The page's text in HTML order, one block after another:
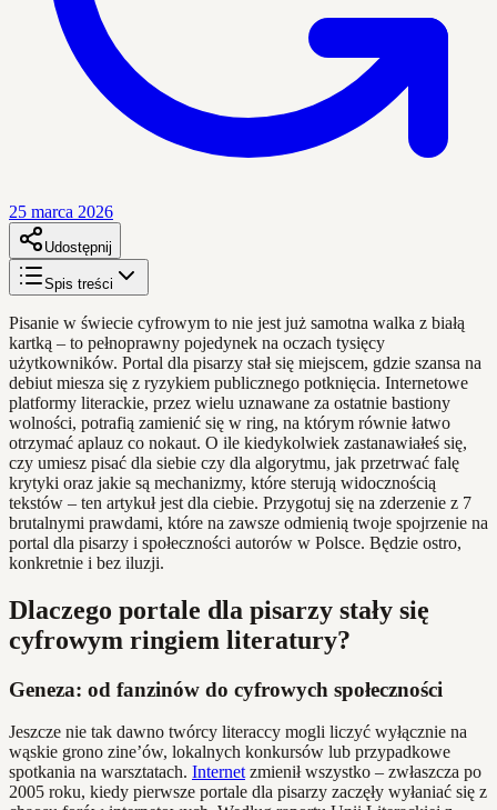
25 marca 2026
Udostępnij
Spis treści
Pisanie w świecie cyfrowym to nie jest już samotna walka z białą
kartką – to pełnoprawny pojedynek na oczach tysięcy
użytkowników. Portal dla pisarzy stał się miejscem, gdzie szansa na
debiut miesza się z ryzykiem publicznego potknięcia. Internetowe
platformy literackie, przez wielu uznawane za ostatnie bastiony
wolności, potrafią zamienić się w ring, na którym równie łatwo
otrzymać aplauz co nokaut. O ile kiedykolwiek zastanawiałeś się,
czy umiesz pisać dla siebie czy dla algorytmu, jak przetrwać falę
krytyki oraz jakie są mechanizmy, które sterują widocznością
tekstów – ten artykuł jest dla ciebie. Przygotuj się na zderzenie z 7
brutalnymi prawdami, które na zawsze odmienią twoje spojrzenie na
portal dla pisarzy i społeczności autorów w Polsce. Będzie ostro,
konkretnie i bez iluzji.
Dlaczego portale dla pisarzy stały się
cyfrowym ringiem literatury?
Geneza: od fanzinów do cyfrowych społeczności
Jeszcze nie tak dawno twórcy literaccy mogli liczyć wyłącznie na
wąskie grono zine’ów, lokalnych konkursów lub przypadkowe
spotkania na warsztatach. Internet zmienił wszystko – zwłaszcza po
2005 roku, kiedy pierwsze portale dla pisarzy zaczęły wyłaniać się z